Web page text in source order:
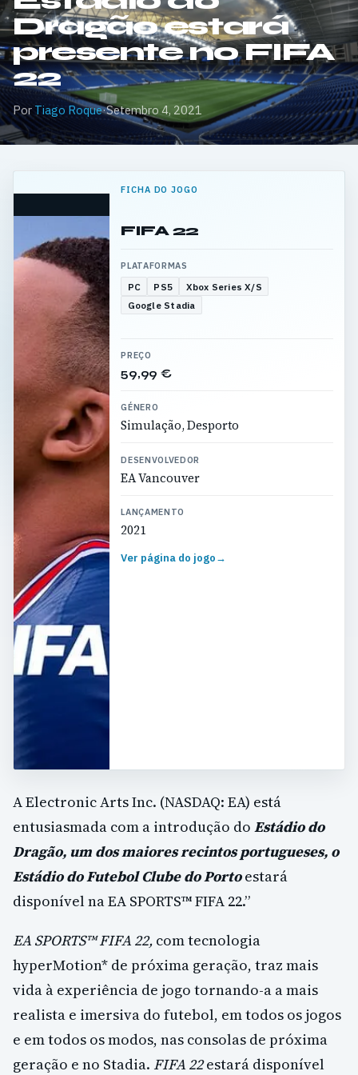
Dragão estará
presente no FIFA
22
Por Tiago Roque·Setembro 4, 2021
FICHA DO JOGO
FIFA 22
PLATAFORMAS
PC PS5
Xbox Series X/S
Google Stadia
PREÇO
59,99 €
GÉNERO
Simulação, Desporto
DESENVOLVEDOR
EA Vancouver
LANÇAMENTO
2021
Ver página do jogo→
A Electronic Arts Inc. (NASDAQ: EA) está
entusiasmada com a introdução do Estádio do
Dragão, um dos maiores recintos portugueses, o
Estádio do Futebol Clube do Portoestará
disponível na EA SPORTS™ FIFA 22.”
EA SPORTS™FIFA 22, com tecnologia
hyperMotion* de próxima geração, traz mais
vida à experiência de jogo tornando-a a mais
realista e imersiva do futebol, em todos os jogos
e em todos os modos, nas consolas de próxima
geração e no Stadia. FIFA 22estará disponível